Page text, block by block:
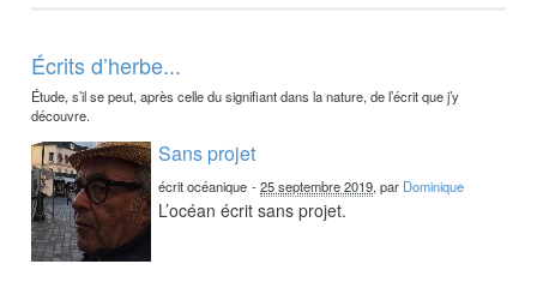
Écrits d’herbe...
Étude, s’il se peut, après celle du signifiant dans la nature, de l’écrit que j’y
découvre.
Sans projet
écrit océanique -25 septembre 2019, par Dominique
L’océan écrit sans projet.